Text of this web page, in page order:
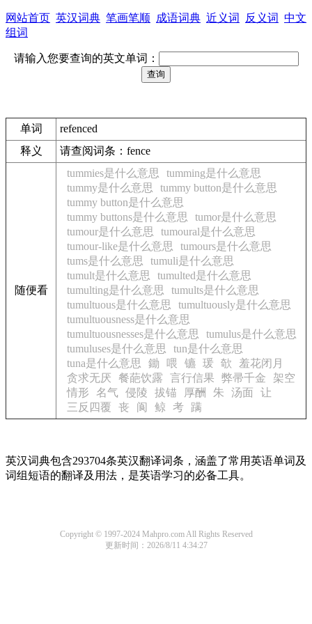
网站首页 英汉词典 笔画笔顺 成语词典 近义词 反义词 中文
组词
请输入您要查询的英文单词：
单词
refenced
释义
请查阅词条：fence
随便看
tummies是什么意思
tumming是什么意思
tummy是什么意思
tummy button是什么意思
tummy button是什么意思
tummy buttons是什么意思
tumor是什么意思
tumour是什么意思
tumoural是什么意思
tumour-like是什么意思
tumours是什么意思
tums是什么意思
tumuli是什么意思
tumult是什么意思
tumulted是什么意思
tumulting是什么意思
tumults是什么意思
tumultuous是什么意思
tumultuously是什么意思
tumultuousness是什么意思
tumultuousnesses是什么意思
tumulus是什么意思
tumuluses是什么意思
tun是什么意思
tuna是什么意思
鋤 喂 镳 瑗 欹
羞花闭月
贪求无厌
餐葩饮露 言行信果 弊帚千金
架空
情形
名气 侵陵 拔锚 厚酬 朱 汤面
让
三反四覆
丧 阆 鲸 考 蹒
英汉词典包含293704条英汉翻译词条，涵盖了常用英语单词及
词组短语的翻译及用法，是英语学习的必备工具。
Copyright © 1997-2024 Mahpro.com All Rights Reserved
更新时间：2026/8/11 4:34:27